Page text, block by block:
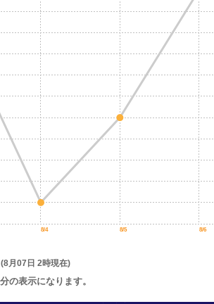
8/4 8/5 8/6
(8月07日 2時現在)
の表示になります。